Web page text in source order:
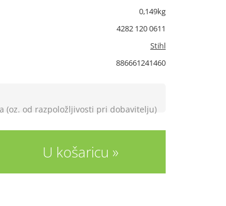
0,149kg
4282 120 0611
Stihl
886661241460
(oz. od razpoložljivosti pri dobavitelju)
U košaricu